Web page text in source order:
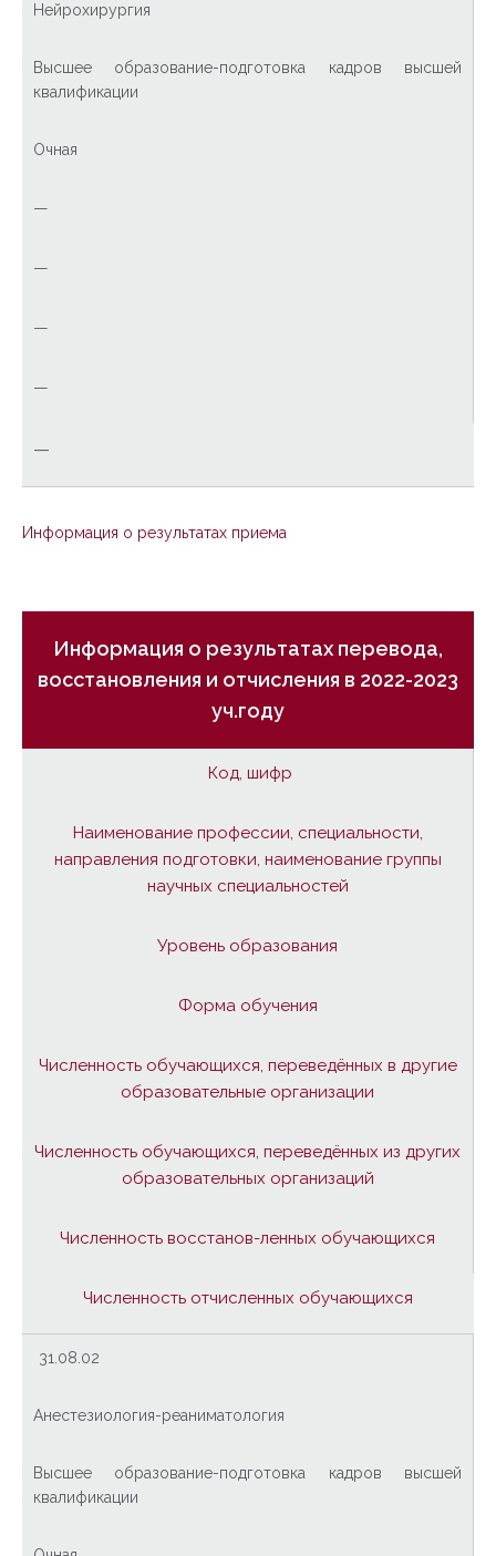
Нейрохирургия
Высшее образование-подготовка кадров высшей
квалификации
Очная
—
—
—
—
—
Информация о результатах приема
Информация о результатах перевода,
восстановления и отчисления в 2022-2023
уч.году
Код, шифр
Наименование профессии, специальности,
направления подготовки, наименование группы
научных специальностей
Уровень образования
Форма обучения
Численность обучающихся, переведённых в другие
образовательные организации
Численность обучающихся, переведённых из других
образовательных организаций
Численность восстанов-ленных обучающихся
Численность отчисленных обучающихся
31.08.02
Анестезиология-реаниматология
Высшее образование-подготовка кадров высшей
квалификации